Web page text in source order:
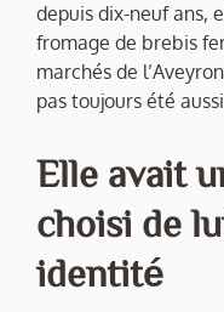
depuis dix-neuf ans,
fromage de brebis
marchés de
pas toujours été
Elle avait
choisi de
identité